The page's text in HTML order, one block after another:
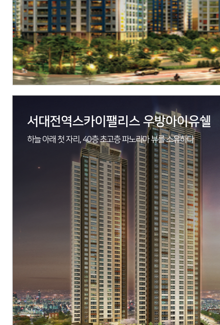
시공 에스엠상선(주)
세대수 298세대
분양문의 041-575-1144
자세히 보기
청주시 흥덕구 송절동 215-1번지 일원, 청주시 흥덕구 송
218-4번지 일원
(주)티케이케미칼
에스엠상선(주)
세대수 A2:427세대/A3:424세대
분양문의 1522-2808
서대전역스카이팰리스 우방아이유쉘
하늘 아래 첫 자리, 40층 초고층 파노라마 뷰를 소유하다